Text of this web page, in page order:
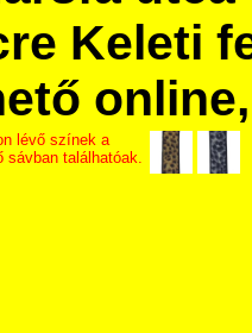
Keleti
lévő színek a
sávban találhatóak.